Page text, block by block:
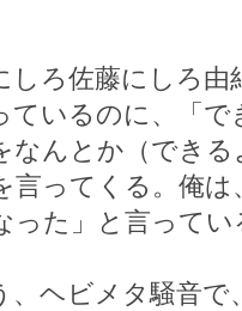
しろ佐藤にしろ
ているのに、「
なんとか（でき
言ってくる。俺は
った」と言ってい
、ヘビメタ騒音